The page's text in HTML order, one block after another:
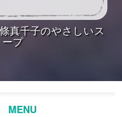
n
真千子のやさしいス
ープ
MENU